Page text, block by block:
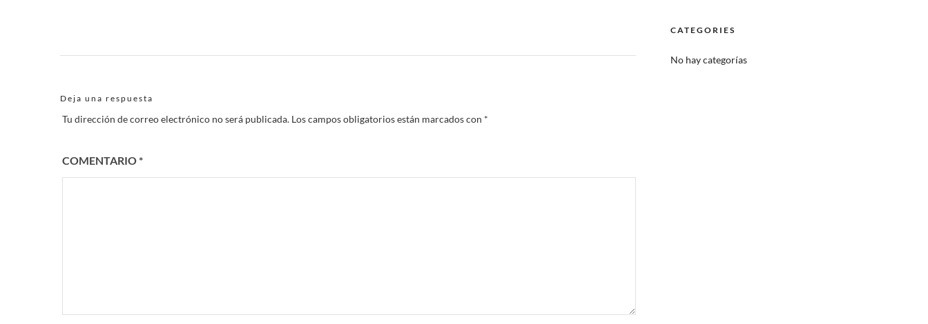
Deja una respuesta
Tu dirección de correo electrónico no será publicada. Los campos obligatorios están marcados con *
COMENTARIO*
CATEGORIES
No hay categorías